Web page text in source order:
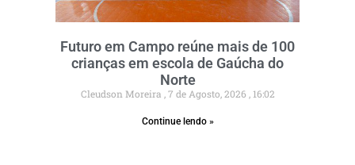
Futuro em Campo reúne mais de 100
crianças em escola de Gaúcha do
Norte
Cleudson Moreira 7 de Agosto, 2026 16:02
Continue lendo »